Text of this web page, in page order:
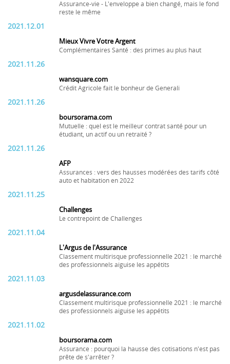
Assurance-vie - L'enveloppe a bien changé, mais le fond
reste le même
2021.12.01
Mieux Vivre Votre Argent
Complémentaires Santé : des primes au plus haut
2021.11.26
wansquare.com
Crédit Agricole fait le bonheur de Generali
2021.11.26
boursorama.com
Mutuelle : quel est le meilleur contrat santé pour un
étudiant, un actif ou un retraité ?
2021.11.26
AFP
Assurances : vers des hausses modérées des tarifs côté
auto et habitation en 2022
2021.11.25
Challenges
Le contrepoint de Challenges
2021.11.04
L'Argus de l'Assurance
Classement multirisque professionnelle 2021 : le marché
des professionnels aiguise les appétits
2021.11.03
argusdelassurance.com
Classement multirisque professionnelle 2021 : le marché
des professionnels aiguise les appétits
2021.11.02
boursorama.com
Assurance : pourquoi la hausse des cotisations n'est pas
prête de s'arrêter ?